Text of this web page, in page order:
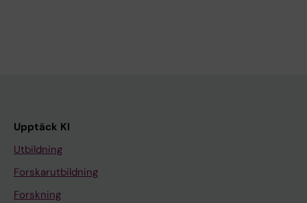
Upptäck KI
Utbildning
Forskarutbildning
Forskning